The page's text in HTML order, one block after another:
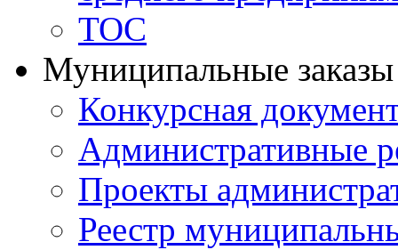
ТОС
Муниципальные
Конкурсная
Административные
Проекты
Реестр